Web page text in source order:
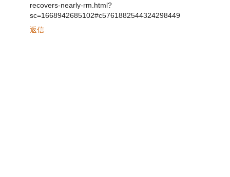
recovers-nearly-rm.html?
sc=1668942685102#c5761882544324298449
返信